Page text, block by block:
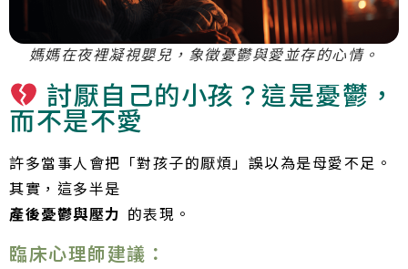
媽媽在夜裡凝視嬰兒，象徵憂鬱與愛並存的心情。
討厭自己的小孩？這是憂鬱，
而不是不愛
許多當事人會把「對孩子的厭煩」誤以為是母愛不足。
其實，這多半是
產後憂鬱與壓力 的表現。
臨床心理師建議：